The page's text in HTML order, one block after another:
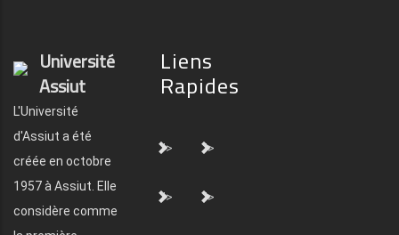
Université
Assiut
L'Université
d'Assiut a été
créée en octobre
1957 à Assiut. Elle
considère comme
Liens
Rapides
"> ">
"> ">